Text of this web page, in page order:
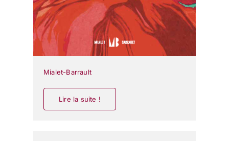
Mialet-Barrault
Lire la suite !